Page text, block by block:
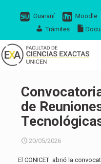
Guaraní Moodle
Trámites
de
20/05/2026
El CONICET abrió la